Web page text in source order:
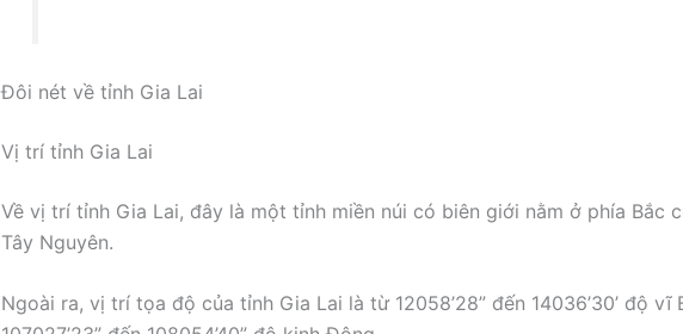
Đôi nét về tỉnh Gia Lai
Vị trí tỉnh Gia Lai
Về vị trí tỉnh Gia Lai, đây là một tỉnh miền núi có biên giới nằm ở phía Bắc
Tây Nguyên.
Ngoài ra, vị trí tọa độ của tỉnh Gia Lai là từ 12058’28” đến 14036’30’ độ vĩ